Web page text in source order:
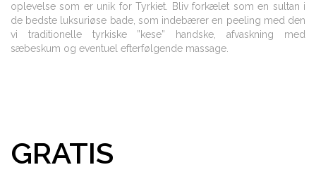
oplevelse som er unik for Tyrkiet. Bliv forkælet som en sultan i
de bedste luksuriøse bade, som indebærer en peeling med den
vi traditionelle tyrkiske ”kese” handske, afvaskning med
sæbeskum og eventuel efterfølgende massage.
GRATIS